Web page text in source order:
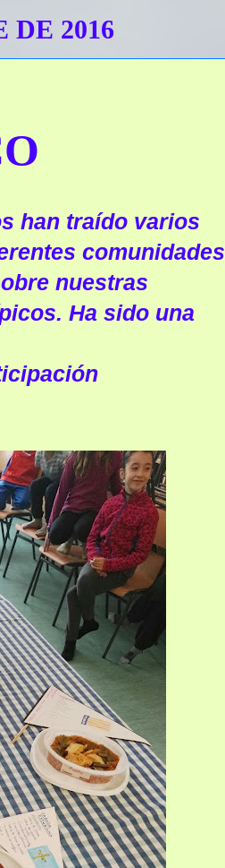
DE 2016
han traído varios
comunidades
nuestras
Ha sido una